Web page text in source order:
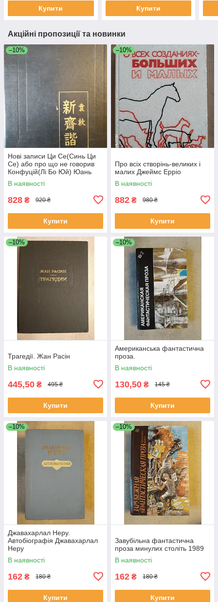
Купити Купити
Акційні пропозиції та новинки
–10%
Нові записи Ци Се(Синь Ци
Се) або про що не говорив
Конфуцій(Лі Бо Юй) Юань
Мей
В наявності
828 ₴ 920 ₴
Купити
–10%
Про всіх створінь-великих і
малих Джеймс Ерріо
В наявності
882 ₴ 980 ₴
Купити
–10%
Трагедії. Жан Расін
В наявності
445,50 ₴ 495 ₴
Купити
–10%
Американська фантастична
проза.
В наявності
130,50 ₴ 145 ₴
Купити
–10%
Джавахарлал Неру.
Автобіографія Джавахарлал
Неру
В наявності
162 ₴ 180 ₴
Купити
–10%
Завубільна фантастична
проза минулих століть 1989
В наявності
162 ₴ 180 ₴
Купити